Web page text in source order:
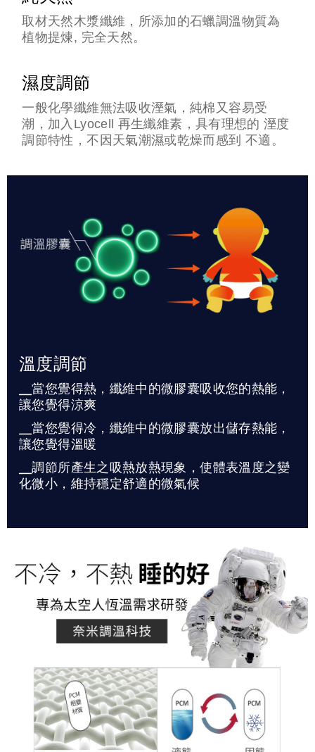
取材天然木漿纖維，所添加的石蠟調溫物質為
植物提煉, 完全天然。
濕度調節
一般化學纖維無法吸收溼氣，純棉又容易受
潮，加入Lyocell 再生纖維素，具有理想的 溼度
調節特性，不因天氣潮濕或乾燥而感到 不適。
溫度調節
╴當您覺得熱，纖維中的微膠囊吸收您的熱能，
讓您覺得涼爽
╴當您覺得冷，纖維中的微膠囊放出儲存熱能，
讓您覺得溫暖
╴調節所產生之吸熱放熱現象，使體表溫度之變
化微小，維持穩定舒適的微氣候